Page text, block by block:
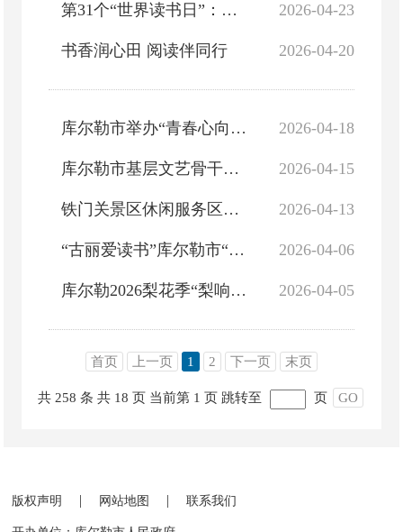
2026-04-23
第31个“世界读书日”：书香雅韵 阅见梨城
2026-04-20
书香润心田 阅读伴同行
2026-04-18
库尔勒市举办“青春心向党·阳光巴郎行”民族乐器快闪暨石榴籽跳蚤市集活动
2026-04-15
库尔勒市基层文艺骨干培训开班
2026-04-13
铁门关景区休闲服务区商家招募公告
2026-04-06
“古丽爱读书”库尔勒市“乡村阅读季”全民阅读推广示范活动走进哈拉玉宫镇
2026-04-05
库尔勒2026梨花季“梨响新声 国风音乐纪”在梨城美食街精彩启幕
首页 上一页 1 2 下一页 末页
共 258 条 共 18 页 当前第 1 页 跳转至 页 GO
版权声明 | 网站地图 | 联系我们